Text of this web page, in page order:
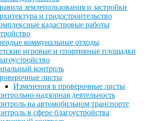
землепользования и застройки
и градостроительство
кадастровые работы
коммунальные отходы
игровые и спортивные площадки
контроль
листы
Изменения в проверочные листы
надзорная деятельность
на автомобильном транспорте
в сфере благоустройства